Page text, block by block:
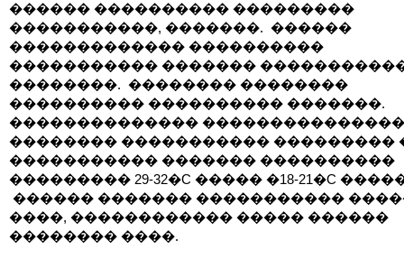
������ ���������� ���������
�����������, �������. ������
������������� ����������
����������� �������
��������. �������� ��������
���������� ���������� �������.
�������������� ���������������
�������� ����������� ���������
����������� ������� ����������
��������� 29-32�C ����� �18-21�C
������ ������� �����������
����, ������������ ����� ������
�������� ����.